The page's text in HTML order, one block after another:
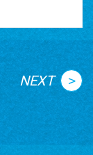
NEXT >